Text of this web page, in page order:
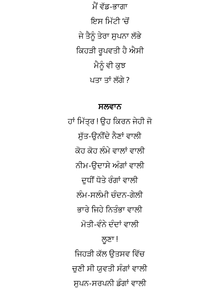
ਮੈਂ ਵੱਡ-ਭਾਗਾ
ਇਸ ਮਿੱਟੀ ‘ਚੋਂ
ਜੇ ਤੈਨੂੰ ਤੇਰਾ ਸੁਪਨਾ ਲੱਭੇ
ਕਿਹੜੀ ਰੂਪਵਤੀ ਹੈ ਐਸੀ
ਮੈਨੂੰ ਵੀ ਕੁਝ
ਪਤਾ ਤਾਂ ਲੱਗੇ ?
ਸਲਵਾਨ
ਹਾਂ ਮਿੱਤ੍ਰ ! ਉਹ ਕਿਰਨ ਜੇਹੀ ਜੋ
ਸੁੱਤ-ਉਨੀਂਦੇ ਨੈਣਾਂ ਵਾਲੀ
ਕੋਹ ਕੋਹ ਲੰਮੇ ਵਾਲਾਂ ਵਾਲੀ
ਨੀਮ-ਉਦਾਸੇ ਅੰਗਾਂ ਵਾਲੀ
ਦੁਧੀਂ ਧੋਤੇ ਰੰਗਾਂ ਵਾਲੀ
ਲੰਮ-ਸਲੰਮੀ ਚੰਦਨ-ਗੇਲੀ
ਭਾਰੇ ਜਿਹੇ ਨਿਤੰਭਾ ਵਾਲੀ
ਮੋਤੀ-ਵੰਨੇ ਦੰਦਾਂ ਵਾਲੀ
ਲੂਣਾ !
ਜਿਹੜੀ ਕੱਲ ਉਤਸਵ ਵਿੱਚ
ਚੁਣੀ ਸੀ ਯੁਵਤੀ ਸੰਗਾਂ ਵਾਲੀ
ਸੁਪਨ-ਸਰਪਨੀ ਡੰਗਾਂ ਵਾਲੀ